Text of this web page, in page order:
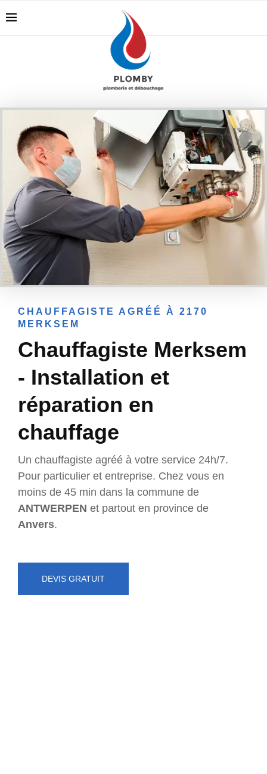
CHAUFFAGISTE AGRÉÉ À 2170
MERKSEM
Chauffagiste Merksem
- Installation et
réparation en
chauffage
Un chauffagiste agréé à votre service 24h/7.
Pour particulier et entreprise. Chez vous en
moins de 45 min dans la commune de
ANTWERPEN et partout en province de
Anvers.
DEVIS GRATUIT